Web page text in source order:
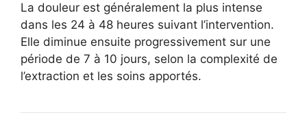
La douleur est généralement la plus intense
dans les 24 à 48 heures suivant l’intervention.
Elle diminue ensuite progressivement sur une
période de 7 à 10 jours, selon la complexité de
l’extraction et les soins apportés.